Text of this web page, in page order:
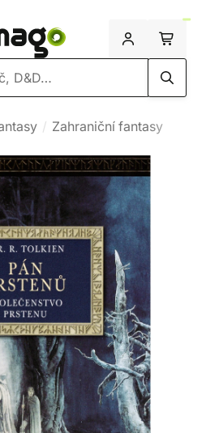
Zahraniční fantasy